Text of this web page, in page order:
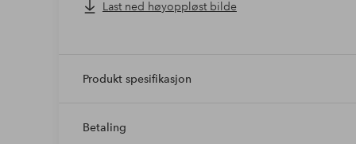
Last ned høyoppløst bilde
Produkt spesifikasjon
Betaling